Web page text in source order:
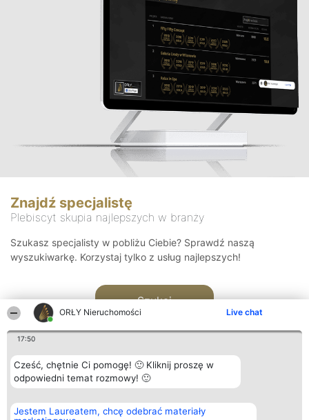
ORŁY Nieruchomości Live chat
17:50
Cześć, chętnie Ci pomogę! 🙂 Kliknij proszę w
odpowiedni temat rozmowy! 🙂
Jestem Laureatem, chcę odebrać materiały
Znajdź specjalistę
Plebiscyt skupia najlepszych w branży
Szukasz specjalisty w pobliżu Ciebie? Sprawdź naszą
wyszukiwarkę. Korzystaj tylko z usług najlepszych!
Szukaj
Organizator plebiscytu
Bright Side Solutions sp. z o.
Plebiscyt
Laureaci
Kontakt
Kontakt